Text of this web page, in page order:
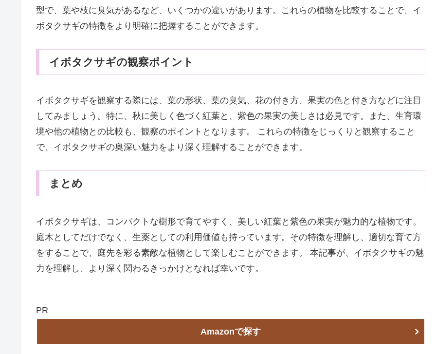
型で、葉や枝に臭気があるなど、いくつかの違いがあります。これらの植物を比較することで、イ
ボタクサギの特徴をより明確に把握することができます。
イボタクサギの観察ポイント
イボタクサギを観察する際には、葉の形状、葉の臭気、花の付き方、果実の色と付き方などに注目
してみましょう。特に、秋に美しく色づく紅葉と、紫色の果実の美しさは必見です。また、生育環
境や他の植物との比較も、観察のポイントとなります。 これらの特徴をじっくりと観察すること
で、イボタクサギの奥深い魅力をより深く理解することができます。
まとめ
イボタクサギは、コンパクトな樹形で育てやすく、美しい紅葉と紫色の果実が魅力的な植物です。
庭木としてだけでなく、生薬としての利用価値も持っています。その特徴を理解し、適切な育て方
をすることで、庭先を彩る素敵な植物として楽しむことができます。 本記事が、イボタクサギの魅
力を理解し、より深く関わるきっかけとなれば幸いです。
PR
Amazonで探す